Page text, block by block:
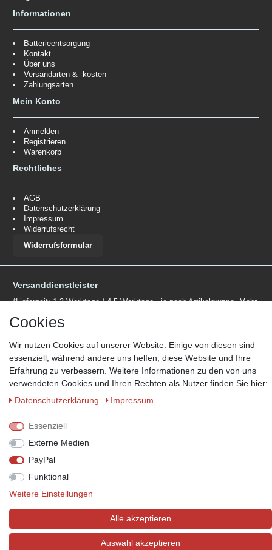
Informationen
Batterieentsorgung
Kontakt
Über uns
Versandarten & -kosten
Zahlungsarten
Mein Konto
Anmelden
Registrieren
Warenkorb
Rechtliches
AGB
Datenschutzerklärung
Impressum
Widerrufsrecht
Widerrufsformular
Versanddienstleister
*Lieferzeit: 1-3 Werktage / 4-5 Werktage - je nach Artikelgruppe.Mehr
Zahlungsmöglichkeiten
Wir behalten uns das Recht vor im Einzelfall bestimmte
© Copyright 2026 Marabella´s | Alle Rechte vorbehalten. | Grundpreise
Cookies
Wir nutzen Cookies auf unserer Website. Einige von diesen sind
essenziell, während andere uns helfen, diese Website und Ihre
Erfahrung zu verbessern. Weitere Informationen zu den von uns
verwendeten Cookies und Ihren Rechten als Nutzer finden Sie hier:
Daten­schutz­erklärung
Impressum
Essenziell
Externe Medien
PayPal
Funktional
Weitere Einstellungen
Alle akzeptieren
Auswahl akzeptieren